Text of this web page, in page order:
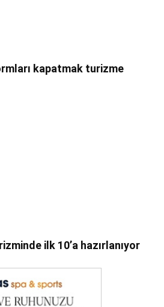
kapatmak turizme
ilk 10’a hazırlanıyor